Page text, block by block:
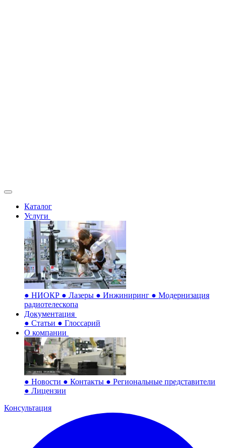
Каталог
Услуги
● НИОКР ● Лазеры ● Инжиниринг ● Модернизация
радиотелескопа
Документация
● Статьи ● Глоссарий
О компании
● Новости ● Контакты ● Региональные представители
● Лицензии
Консультация